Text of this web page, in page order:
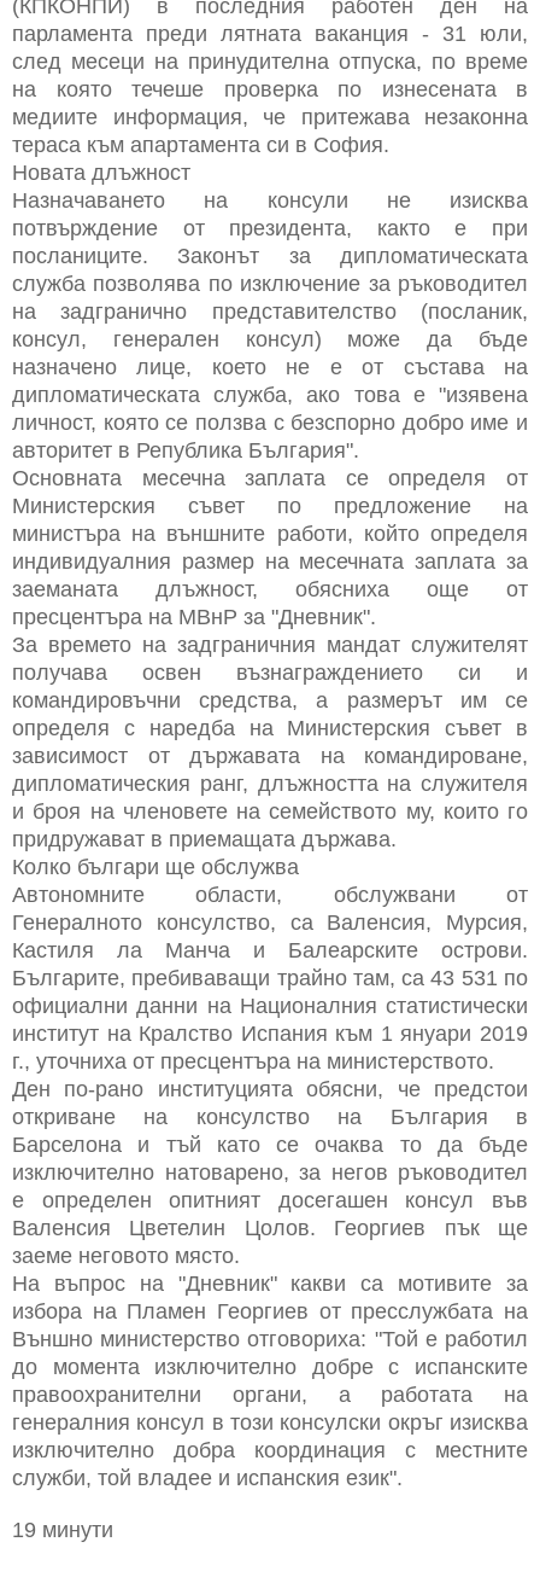
(КПКОНПИ) в последния работен ден на
парламента преди лятната ваканция - 31 юли,
след месеци на принудителна отпуска, по време
на която течеше проверка по изнесената в
медиите информация, че притежава незаконна
тераса към апартамента си в София.
Новата длъжност
Назначаването на консули не изисква
потвърждение от президента, както е при
посланиците. Законът за дипломатическата
служба позволява по изключение за ръководител
на задгранично представителство (посланик,
консул, генерален консул) може да бъде
назначено лице, което не е от състава на
дипломатическата служба, ако това е "изявена
личност, която се ползва с безспорно добро име и
авторитет в Република България".
Основната месечна заплата се определя от
Министерския съвет по предложение на
министъра на външните работи, който определя
индивидуалния размер на месечната заплата за
заеманата длъжност, обясниха още от
пресцентъра на МВнР за "Дневник".
За времето на задграничния мандат служителят
получава освен възнаграждението си и
командировъчни средства, а размерът им се
определя с наредба на Министерския съвет в
зависимост от държавата на командироване,
дипломатическия ранг, длъжността на служителя
и броя на членовете на семейството му, които го
придружават в приемащата държава.
Колко българи ще обслужва
Автономните области, обслужвани от
Генералното консулство, са Валенсия, Мурсия,
Кастиля ла Манча и Балеарските острови.
Българите, пребиваващи трайно там, са 43 531 по
официални данни на Националния статистически
институт на Кралство Испания към 1 януари 2019
г., уточниха от пресцентъра на министерството.
Ден по-рано институцията обясни, че предстои
откриване на консулство на България в
Барселона и тъй като се очаква то да бъде
изключително натоварено, за негов ръководител
е определен опитният досегашен консул във
Валенсия Цветелин Цолов. Георгиев пък ще
заеме неговото място.
На въпрос на "Дневник" какви са мотивите за
избора на Пламен Георгиев от пресслужбата на
Външно министерство отговориха: "Той е работил
до момента изключително добре с испанските
правоохранителни органи, а работата на
генералния консул в този консулски окръг изисква
изключително добра координация с местните
служби, той владее и испанския език".
19 минути